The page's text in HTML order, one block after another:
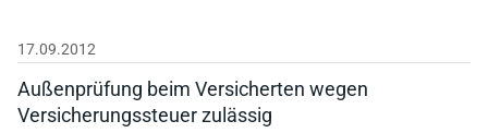
17.09.2012
Außenprüfung beim Versicherten wegen
Versicherungssteuer zulässig